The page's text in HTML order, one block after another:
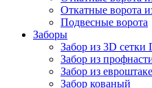
Откатные ворота
Подвесные ворота
Заборы
Забор из 3D сетки
Забор из
Забор из
Забор кованый